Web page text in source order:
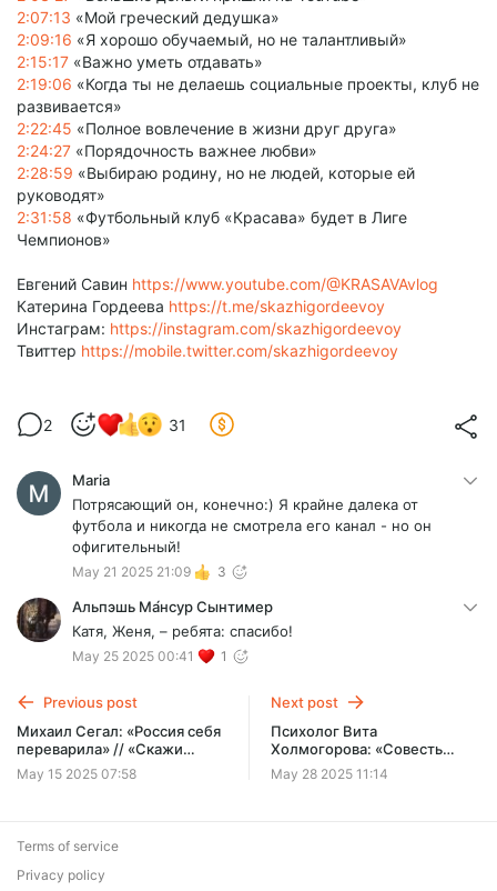
2:07:13 «Мой греческий дедушка»
2:09:16 «Я хорошо обучаемый, но не талантливый»
2:15:17 «Важно уметь отдавать»
2:19:06 «Когда ты не делаешь социальные проекты, клуб не
развивается»
2:22:45 «Полное вовлечение в жизни друг друга»
2:24:27 «Порядочность важнее любви»
2:28:59 «Выбираю родину, но не людей, которые ей
руководят»
2:31:58 «Футбольный клуб «Красава» будет в Лиге
Чемпионов»
Евгений Савин https://www.youtube.com/@KRASAVAvlog
Катерина Гордеева https://t.me/skazhigordeevoy
Инстаграм: https://instagram.com/skazhigordeevoy
Твиттер https://mobile.twitter.com/skazhigordeevoy
2 31
Maria
Потрясающий он, конечно:) Я крайне далека от
футбола и никогда не смотрела его канал - но он
офигительный!
May 21 2025 21:09 3
Альпэшь Ма́нсур Сынтимер
Катя, Женя, – ребята: спасибо!
May 25 2025 00:41 1
Previous post
Михаил Сегал: «Россия себя
переварила» // «Скажи
Гордеевой»
May 15 2025 07:58
Next post
Психолог Вита
Холмогорова: «Cовесть
говорит только, когда её
спрашивают» // «Cкажи
May 28 2025 11:14
Terms of service
Privacy policy